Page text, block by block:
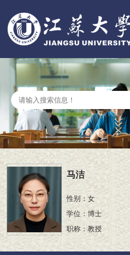
马洁
性别：女
学位：博士
职称：教授